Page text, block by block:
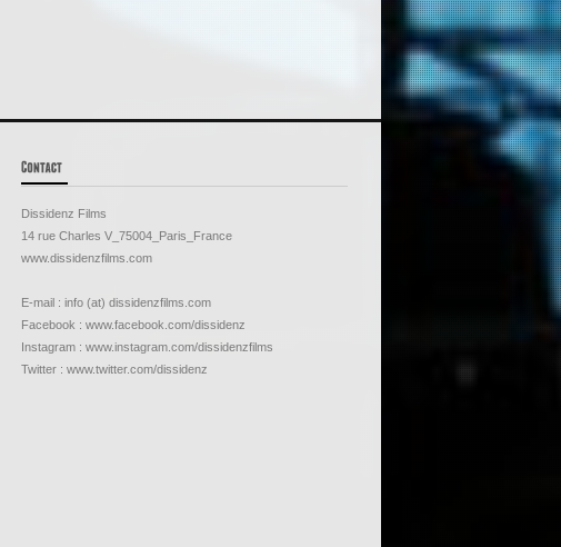
Dissidenz Films
14 rue Charles V_75004_Paris_France
www.dissidenzfilms.com
E-mail : info (at) dissidenzfilms.com
Facebook : www.facebook.com/dissidenz
Instagram : www.instagram.com/dissidenzfilms
Twitter : www.twitter.com/dissidenz